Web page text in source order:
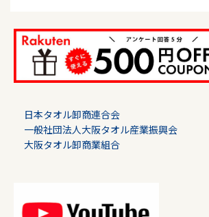
日本タオル卸商連合会
一般社団法人大阪タオル産業振興会
大阪タオル卸商業組合